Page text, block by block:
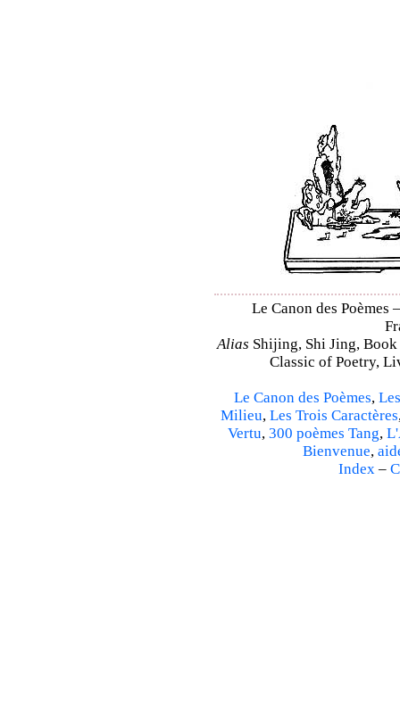
Le Canon des
Alias Shijing, Shi Jing,
Classic of Poetry,
Le Canon des Poèmes,
Milieu, Les Trois Caractères
Vertu, 300 poèmes Tang,
Bienvenue,
Index –